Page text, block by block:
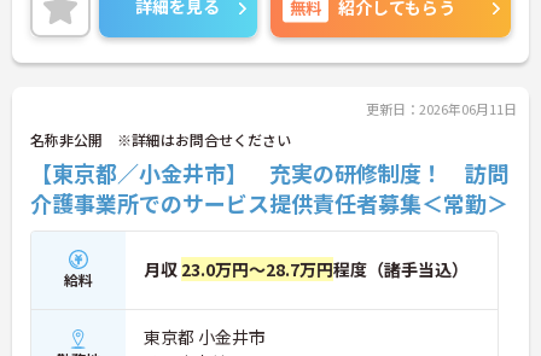
い。
詳細を見る 無料 紹介してもらう
更新日：2026年06月11日
名称非公開 ※詳細はお問合せください
【東京都／小金井市】 充実の研修制度！ 訪問
介護事業所でのサービス提供責任者募集＜常勤＞
給料 月収 23.0万円～28.7万円程度（諸手当込）
東京都 小金井市